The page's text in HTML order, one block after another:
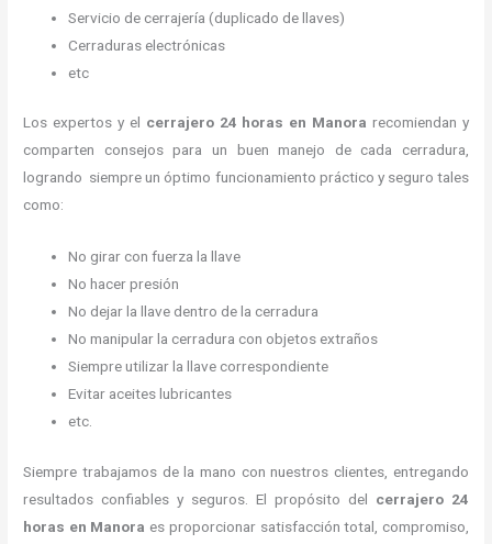
Servicio de cerrajería (duplicado de llaves)
Cerraduras electrónicas
etc
Los expertos y el cerrajero 24 horas en Manora recomiendan y
comparten consejos para un buen manejo de cada cerradura,
logrando siempre un óptimo funcionamiento práctico y seguro tales
como:
No girar con fuerza la llave
No hacer presión
No dejar la llave dentro de la cerradura
No manipular la cerradura con objetos extraños
Siempre utilizar la llave correspondiente
Evitar aceites lubricantes
etc.
Siempre trabajamos de la mano con nuestros clientes, entregando
resultados confiables y seguros. El propósito del cerrajero 24
horas en Manora es proporcionar satisfacción total, compromiso,